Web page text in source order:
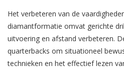
Het verbeteren van de
diamantformatie omvat gerichte
uitvoering en afstand verbeteren.
quarterbacks om situationeel
technieken en het effectief lezen